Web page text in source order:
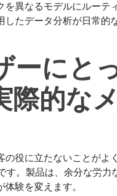
異なるモデルにルーテ
たデータ分析が日常的
ーにと
際的な
役に立たないことがよ
す。製品は、余分な労力
験を変えます。